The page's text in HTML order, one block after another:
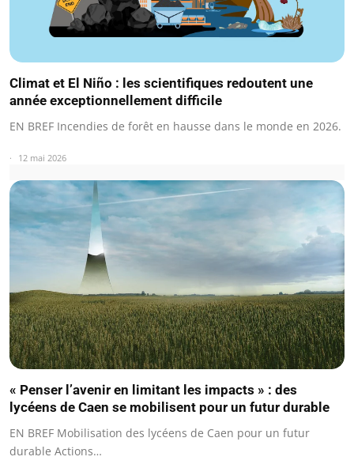
Climat et El Niño : les scientifiques redoutent une
année exceptionnellement difficile
EN BREF Incendies de forêt en hausse dans le monde en 2026.
12 mai 2026
« Penser l’avenir en limitant les impacts » : des
lycéens de Caen se mobilisent pour un futur durable
EN BREF Mobilisation des lycéens de Caen pour un futur
durable Actions…